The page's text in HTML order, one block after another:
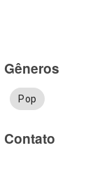
Gêneros
Pop
Contato